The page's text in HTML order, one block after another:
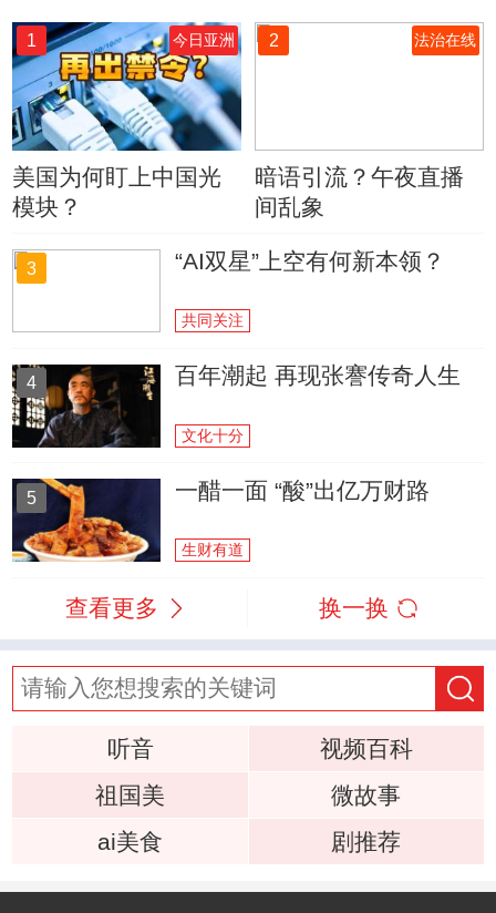
1 今日亚洲
美国为何盯上中国光
模块？
2 法治在线
暗语引流？午夜直播
间乱象
3 “AI双星”上空有何新本领？
共同关注
4 百年潮起 再现张謇传奇人生
文化十分
5 一醋一面 “酸”出亿万财路
生财有道
查看更多 换一换
听音
视频百科
祖国美
微故事
ai美食
剧推荐